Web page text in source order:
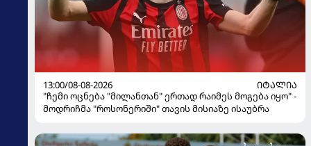
13:00/08-08-2026
ᲘᲢᲐᲚᲘᲐ
"ჩემი ოცნება "მილანთან" ერთად რაიმეს მოგება იყო" -
მოდრიჩმა "როსონერიში" თავის მისიაზე ისაუბრა